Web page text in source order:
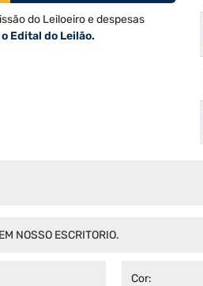
do Leiloeiro e despesas
Edital do Leilão.
NOSSO ESCRITORIO.
Cor: